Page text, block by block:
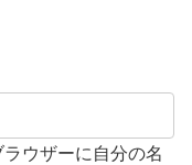
ウザーに自分の名